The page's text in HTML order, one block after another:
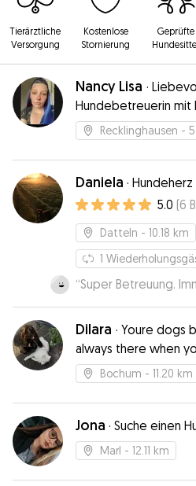
Tierärztliche
Versorgung
Kostenlose
Stornierung
Geprüfte
Nancy Lisa ·
Hundebetreuerin mit
Recklinghausen -
Daniela · Hundeherz
5.0 (6
Datteln - 10.18 km
1
“Super Betreuung.
Dilara · Youre dogs
always there when
Bochum - 11.20 km
Jona · Suche einen
Marl - 12.11 km